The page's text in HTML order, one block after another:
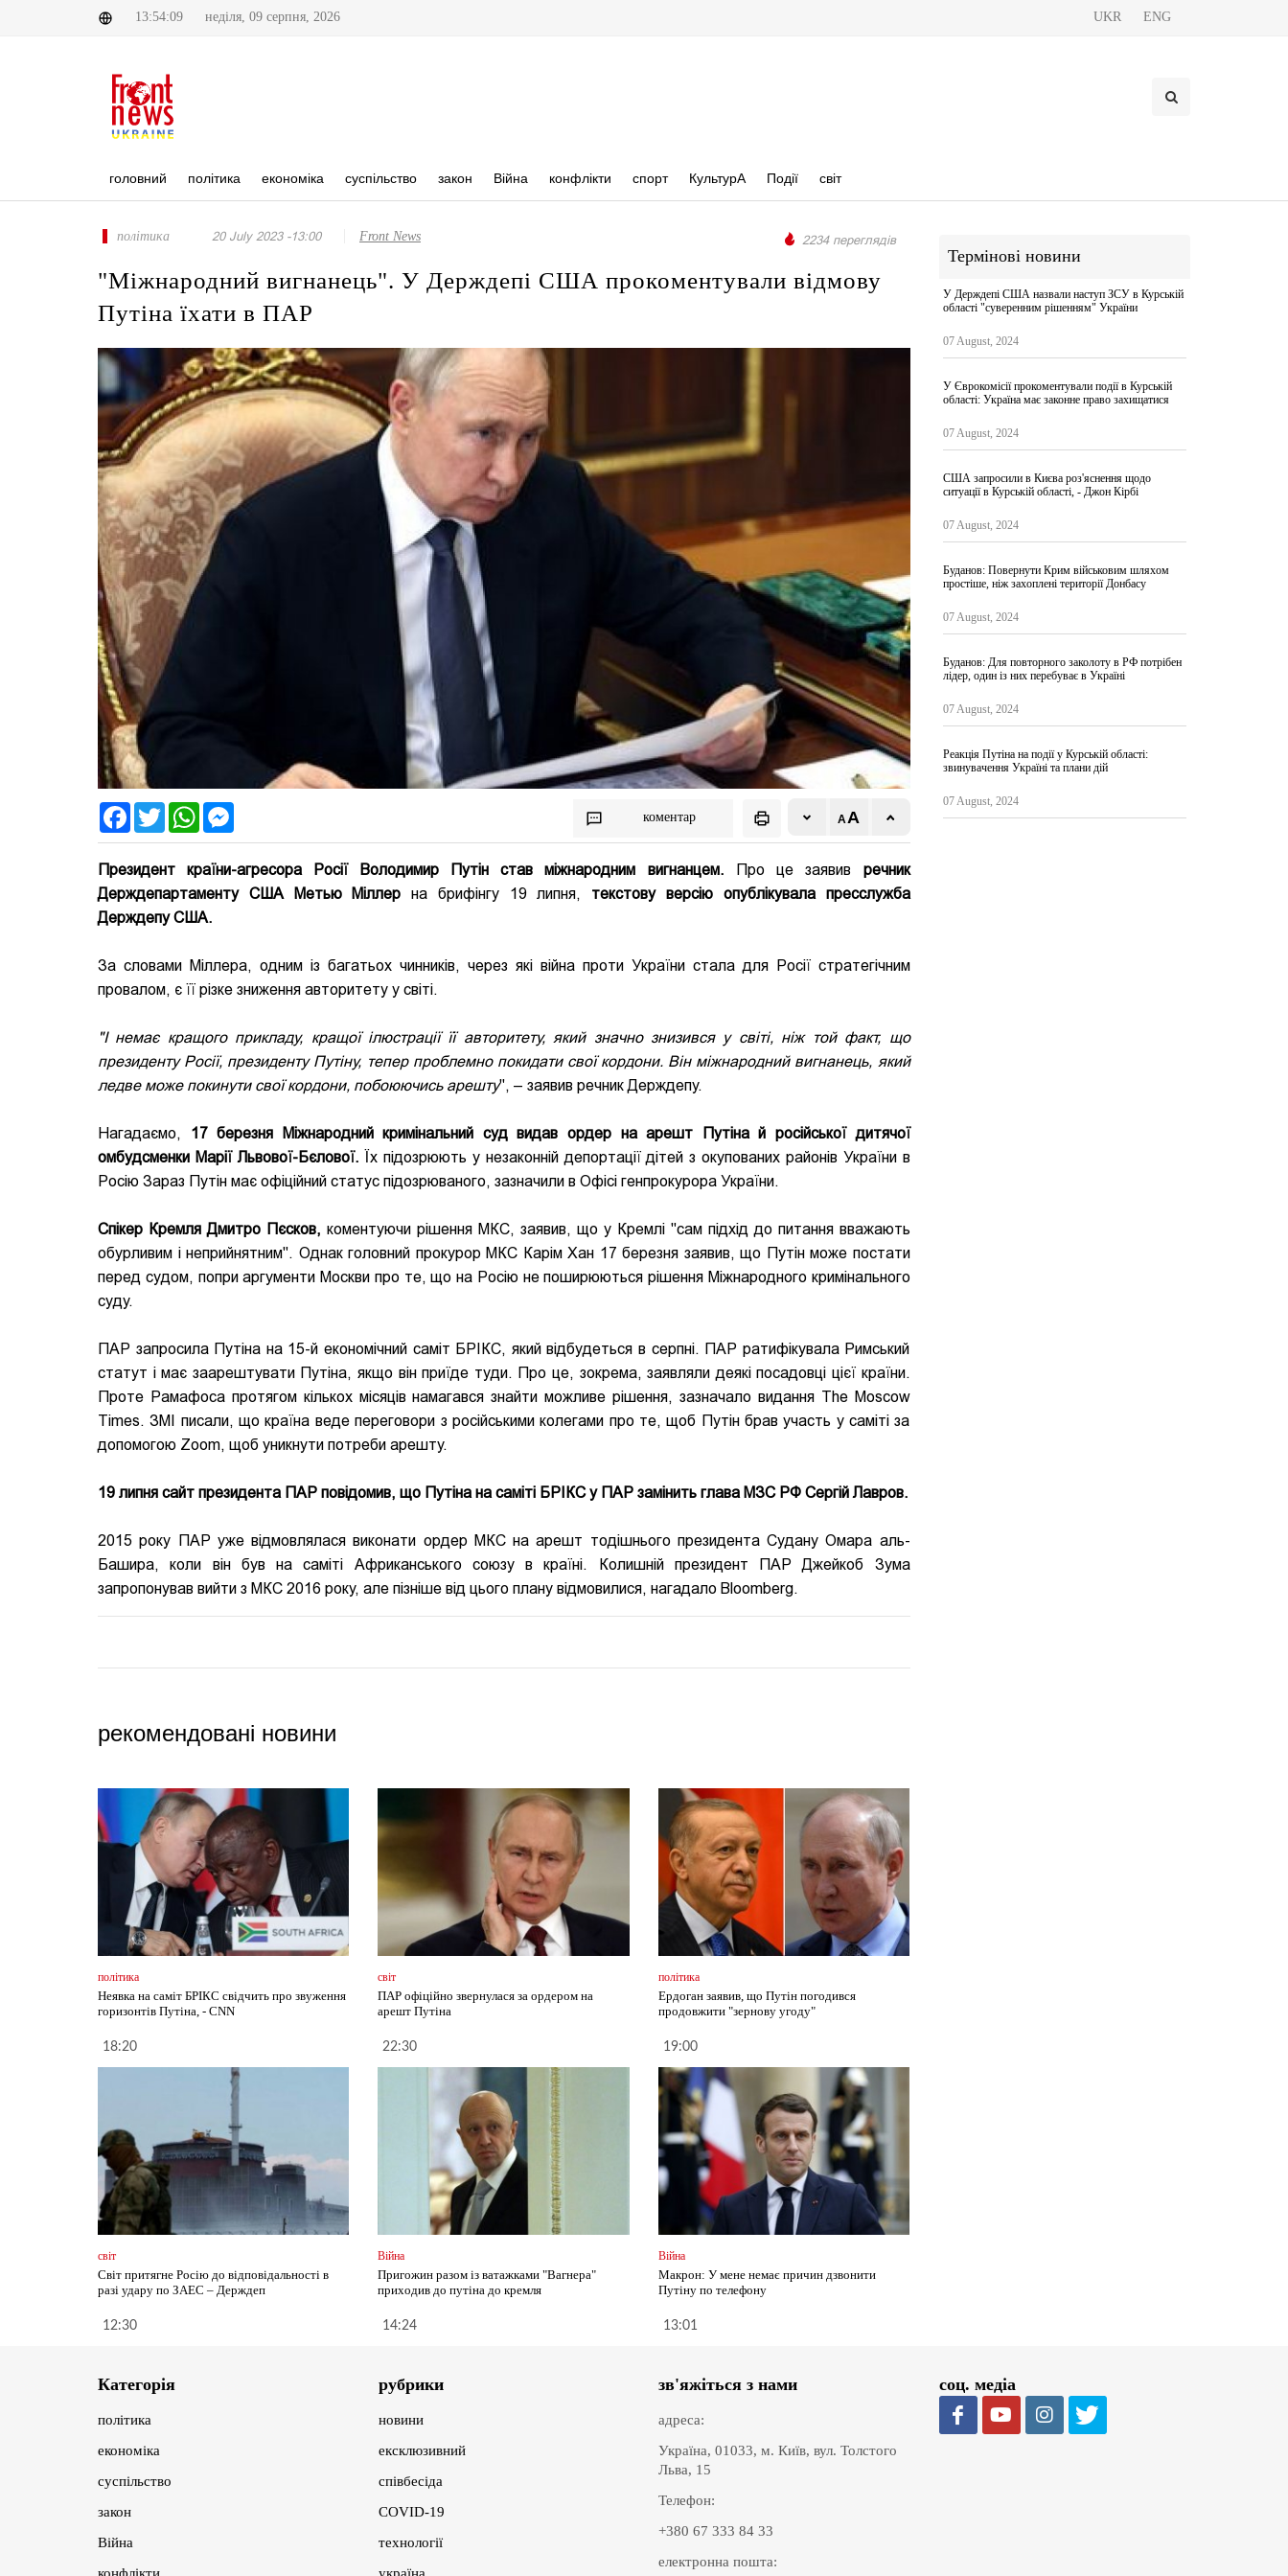
13:54:09 неділя, 09 серпня, 2026 UKR ENG
головний політика економіка суспільство закон Війна конфлікти спорт КультурА Події світ
політика 20 July 2023 -13:00 Front News 2234 переглядів
"Міжнародний вигнанець". У Держдепі США прокоментували відмову
Путіна їхати в ПАР
FacebookTwitter WhatsApp коментар
Президент країни-агресора Росії Володимир Путін став міжнародним вигнанцем. Про це заявив речник
Держдепартаменту США Метью
Міллер на брифінгу 19 липня, текстову версію опублікувала пресслужба
Держдепу США.
За словами Міллера, одним із багатьох чинників, через які війна проти України стала для Росії стратегічним
провалом, є її різке зниження авторитету у світі.
"І немає кращого прикладу, кращої ілюстрації її авторитету, який значно знизився у світі, ніж той факт, що
президенту Росії, президенту Путіну, тепер проблемно покидати свої кордони. Він міжнародний вигнанець, який
ледве може покинути свої кордони, побоюючись арешту", – заявив речник Держдепу.
Нагадаємо, 17 березня Міжнародний кримінальний суд видав ордер на арешт Путіна й російської дитячої
омбудсменки Марії Львової-Бєлової. Їх підозрюють у незаконній депортації дітей з окупованих районів України в
Росію Зараз Путін має офіційний статус підозрюваного, зазначили в Офісі генпрокурора України.
Спікер Кремля Дмитро Пєсков, коментуючи рішення МКС, заявив, що у Кремлі "сам підхід до питання вважають
обурливим і неприйнятним". Однак головний прокурор МКС Карім Хан 17 березня заявив, що Путін може постати
перед судом, попри аргументи Москви про те, що на Росію не поширюються рішення Міжнародного кримінального
суду.
ПАР запросила Путіна на 15-й економічний саміт БРІКС, який відбудеться в серпні. ПАР ратифікувала Римський
статут і має заарештувати Путіна, якщо він приїде туди. Про це, зокрема, заявляли деякі посадовці цієї країни.
Проте Рамафоса протягом кількох місяців намагався знайти можливе рішення, зазначало видання The Moscow
Times. ЗМІ писали, що країна веде переговори з російськими колегами про те, щоб Путін брав участь у саміті за
допомогою Zoom, щоб уникнути потреби арешту.
19 липня сайт президента ПАР повідомив, що Путіна на саміті БРІКС у ПАР замінить глава МЗС РФ Сергій Лавров.
2015 року ПАР уже відмовлялася виконати ордер МКС на арешт тодішнього президента Судану Омара аль-
Башира, коли він був на саміті Африканського союзу в країні. Колишній президент ПАР Джейкоб Зума
запропонував вийти з МКС 2016 року, але пізніше від цього плану відмовилися, нагадало Bloomberg.
рекомендовані новини
політика
Неявка на саміт БРІКС свідчить про звуження
горизонтів Путіна, - CNN
18:20
світ
ПАР офіційно звернулася за ордером на
арешт Путіна
22:30
політика
Ердоган заявив, що Путін погодився
продовжити "зернову угоду"
19:00
світ
Світ притягне Росію до відповідальності в
разі удару по ЗАЕС – Держдеп
12:30
Війна
Пригожин разом із ватажками "Вагнера"
приходив до путіна до кремля
14:24
Війна
Макрон: У мене немає причин дзвонити
Путіну по телефону
13:01
Термінові новини
У Держдепі США назвали наступ ЗСУ в Курській
області "суверенним рішенням" України
07 August, 2024
У Єврокомісії прокоментували події в Курській
області: Україна має законне право захищатися
07 August, 2024
США запросили в Києва роз'яснення щодо
ситуації в Курській області, - Джон Кірбі
07 August, 2024
Буданов: Повернути Крим військовим шляхом
простіше, ніж захоплені території Донбасу
07 August, 2024
Буданов: Для повторного заколоту в РФ потрібен
лідер, один із них перебуває в Україні
07 August, 2024
Реакція Путіна на події у Курській області:
звинувачення Україні та плани дій
07 August, 2024
Категорія
політика
економіка
суспільство
закон
Війна
рубрики
новини
ексклюзивний
співбесіда
COVID-19
технології
зв'яжіться з нами
адреса:
Україна, 01033, м. Київ, вул. Толстого
Льва, 15
Телефон:
+380 67 333 84 33
електронна пошта:
соц. медіа